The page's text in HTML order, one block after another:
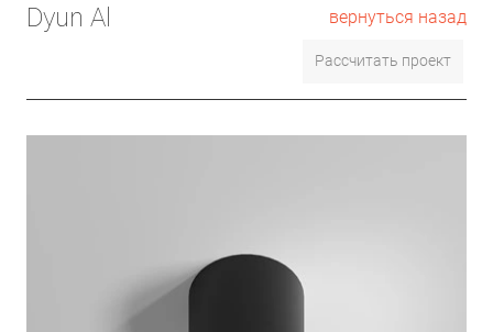
Dyun Al
Рассчитать проект
вернуться назад